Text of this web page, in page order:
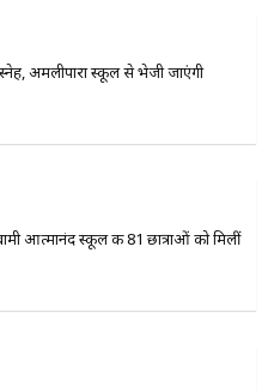
अमलीपारा स्कूल से भेजी जाएंगी
आत्मानंद स्कूल की 81 छात्राओं को मिलीं